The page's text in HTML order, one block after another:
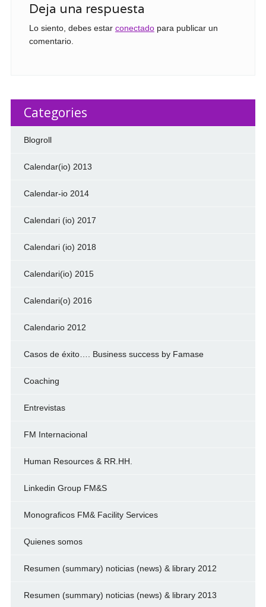
Deja una respuesta
Lo siento, debes estar conectadopara publicar un
comentario.
Categories
Blogroll
Calendar(io) 2013
Calendar-io 2014
Calendari (io) 2017
Calendari (io) 2018
Calendari(io) 2015
Calendari(o) 2016
Calendario 2012
Casos de éxito…. Business success by Famase
Coaching
Entrevistas
FM Internacional
Human Resources & RR.HH.
Linkedin Group FM&S
Monograficos FM& Facility Services
Quienes somos
Resumen (summary) noticias (news) & library 2012
Resumen (summary) noticias (news) & library 2013